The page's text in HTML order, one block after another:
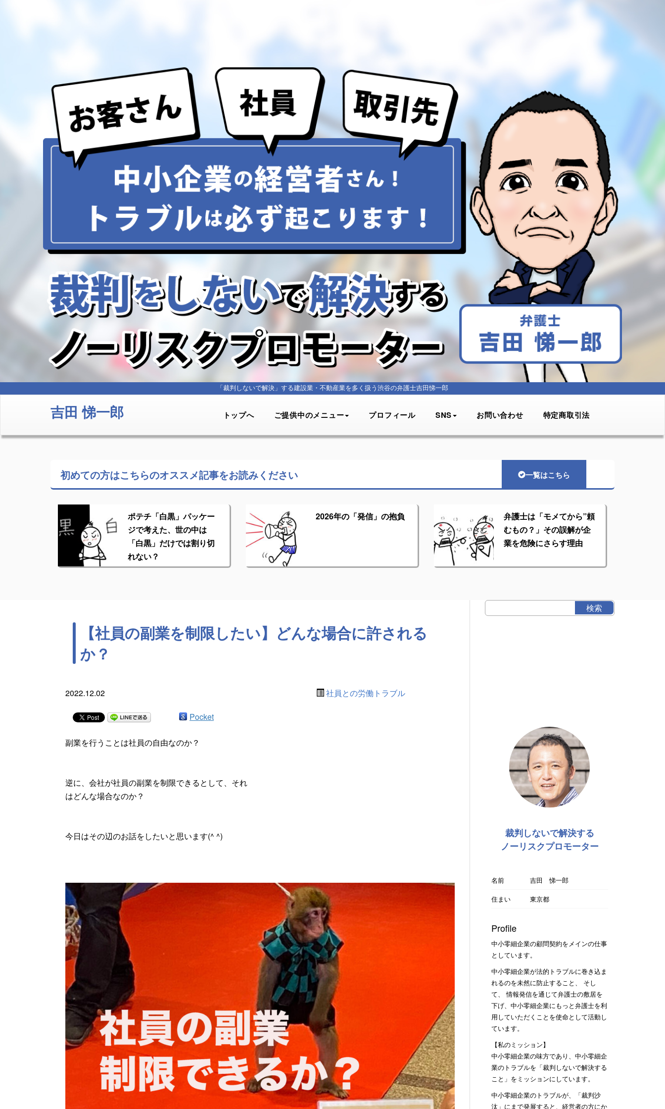
「裁判しないで解決」する建設業・不動産業を多く扱う渋谷の弁護士吉田悌一郎
吉田 悌一郎 トップへ ご提供中のメニュー プロフィール SNS お問い合わせ 特定商取引法
初めての方はこちらのオススメ記事をお読みください 一覧はこちら
ポテチ「白黒」パッケー
ジで考えた、世の中は
「白黒」だけでは割り切
れない？
2026年の「発信」の抱負
弁護士は「モメてから”頼
むもの？」その誤解が企
業を危険にさらす理由
【社員の副業を制限したい】どんな場合に許される
か？
2022.12.02 社員との労働トラブル
Pocket
副業を行うことは社員の自由なのか？
逆に、会社が社員の副業を制限できるとして、それ
はどんな場合なのか？
今日はその辺のお話をしたいと思います(^ ^)
裁判しないで解決する
ノーリスクプロモーター
名前
吉田 悌一郎
住まい
東京都
Profile
中小零細企業の顧問契約をメインの仕事
としています。
中小零細企業が法的トラブルに巻き込ま
れるのを未然に防止すること、 そし
て、 情報発信を通じて弁護士の敷居を
下げ、中小零細企業にもっと弁護士を利
用していただくことを使命として活動し
ています。
【私のミッション】
中小零細企業の味方であり、中小零細企
業のトラブルを「裁判しないで解決する
こと」をミッションにしています。
中小零細企業のトラブルが、「裁判沙
汰」にまで発展すると、経営者の方にか